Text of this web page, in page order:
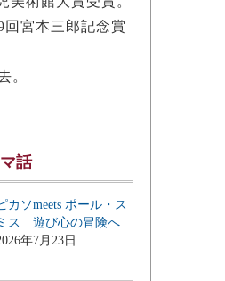
宮本三郎記念賞
。
話
カソmeets ポール・ス
ス 遊び心の冒険へ
年7月23日